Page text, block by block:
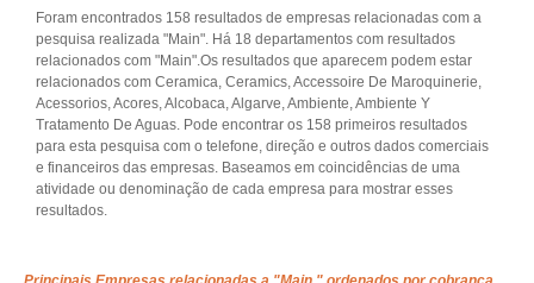
Foram encontrados 158 resultados de empresas relacionadas com a
pesquisa realizada "Main". Há 18 departamentos com resultados
relacionados com "Main".Os resultados que aparecem podem estar
relacionados com Ceramica, Ceramics, Accessoire De Maroquinerie,
Acessorios, Acores, Alcobaca, Algarve, Ambiente, Ambiente Y
Tratamento De Aguas. Pode encontrar os 158 primeiros resultados
para esta pesquisa com o telefone, direção e outros dados comerciais
e financeiros das empresas. Baseamos em coincidências de uma
atividade ou denominação de cada empresa para mostrar esses
resultados.